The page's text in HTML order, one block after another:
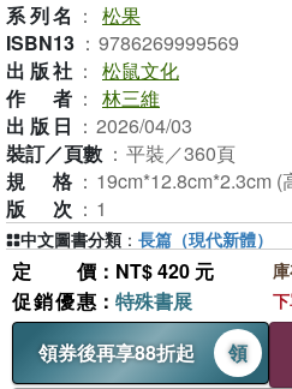
系列名 ： 松果
ISBN13 ： 9786269999569
出版社 ： 松鼠文化
作者 ： 林三維
出版日 ： 2026/04/03
裝訂／頁數 ： 平裝／360頁
規格 ： 19cm*12.8cm*2.3cm (
版次 ： 1
定價 ：NT$ 420 元
促銷優惠 ： 特殊書展
領券後再享88折起
領
中文圖書分類 ： 長篇（現代新體）